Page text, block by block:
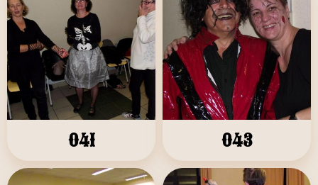
041 043